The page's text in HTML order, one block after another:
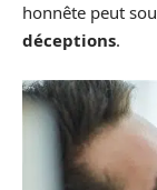
honnête peut
déceptions.